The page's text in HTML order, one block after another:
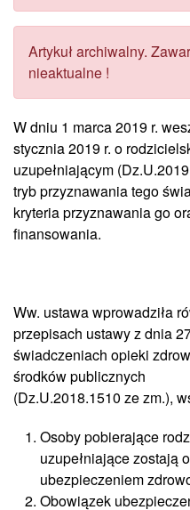
Artykuł archiwalny.
nieaktualne !
W dniu 1 marca 2019 r.
stycznia 2019 r. o
uzupełniającym
tryb przyznawania tego
kryteria przyznawania go
finansowania.
Ww. ustawa wprowadziła
przepisach ustawy z dnia
świadczeniach opieki
środków publicznych
(Dz.U.2018.1510 ze zm.),
Osoby pobierające
uzupełniające zostają
ubezpieczeniem
Obowiązek